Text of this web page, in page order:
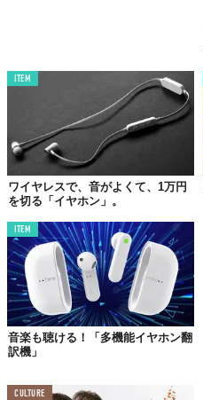
ITEM
ワイヤレスで、音がよくて、1万円
を切る「イヤホン」。
ITEM
音楽も聴ける！「多機能イヤホン翻
訳機」
CULTURE